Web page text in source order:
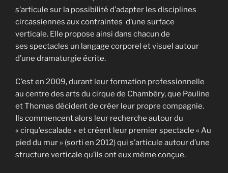
s’articule sur la possibilité d’adapter les disciplines
circassiennes aux contraintes d’une surface
verticale. Elle propose ainsi dans chacun de
ses spectacles un langage corporel et visuel autour
d’une dramaturgie écrite.
C’est en 2009, durant leur formation professionnelle
au centre des arts du cirque de Chambéry, que Pauline
et Thomas décident de créer leur propre compagnie.
Ils commencent alors leur recherche autour du
« cirqu’escalade » et créent leur premier spectacle « Au
pied du mur » (sorti en 2012) qui s’articule autour d’une
structure verticale qu’ils ont eux même conçue.